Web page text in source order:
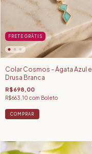
FRETE GRÁTIS
Colar Cosmos - Ágata Azul e
Drusa Branca
R$698,00
R$663,10 com Boleto